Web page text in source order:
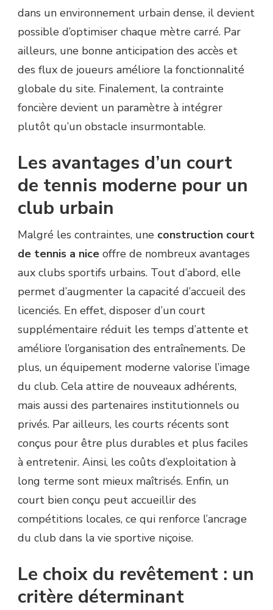
dans un environnement urbain dense, il devient
possible d’optimiser chaque mètre carré. Par
ailleurs, une bonne anticipation des accès et
des flux de joueurs améliore la fonctionnalité
globale du site. Finalement, la contrainte
foncière devient un paramètre à intégrer
plutôt qu’un obstacle insurmontable.
Les avantages d’un court
de tennis moderne pour un
club urbain
Malgré les contraintes, une construction court
de tennis a nice offre de nombreux avantages
aux clubs sportifs urbains. Tout d’abord, elle
permet d’augmenter la capacité d’accueil des
licenciés. En effet, disposer d’un court
supplémentaire réduit les temps d’attente et
améliore l’organisation des entraînements. De
plus, un équipement moderne valorise l’image
du club. Cela attire de nouveaux adhérents,
mais aussi des partenaires institutionnels ou
privés. Par ailleurs, les courts récents sont
conçus pour être plus durables et plus faciles
à entretenir. Ainsi, les coûts d’exploitation à
long terme sont mieux maîtrisés. Enfin, un
court bien conçu peut accueillir des
compétitions locales, ce qui renforce l’ancrage
du club dans la vie sportive niçoise.
Le choix du revêtement : un
critère déterminant